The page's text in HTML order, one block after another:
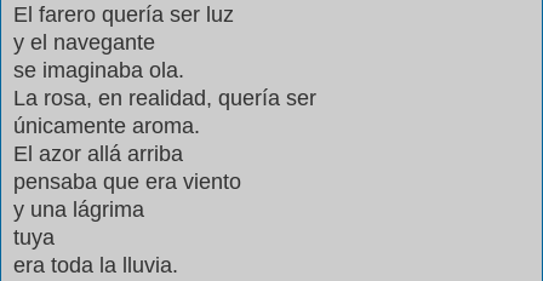
El farero quería ser luz
y el navegante
se imaginaba ola.
La rosa, en realidad, quería ser
únicamente aroma.
El azor allá arriba
pensaba que era viento
y una lágrima
tuya
era toda la lluvia.